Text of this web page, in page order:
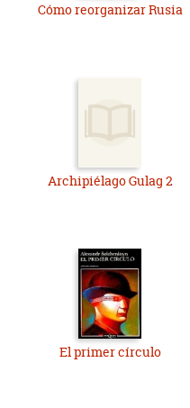
Cómo reorganizar Rusia
Archipiélago Gulag 2
El primer círculo